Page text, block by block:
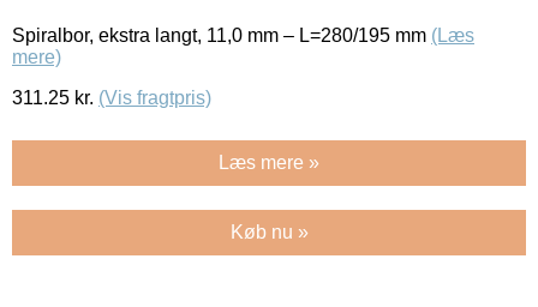
Spiralbor, ekstra langt, 11,0 mm – L=280/195 mm (Læs
mere)
311.25 kr. (Vis fragtpris)
Læs mere »
Køb nu »